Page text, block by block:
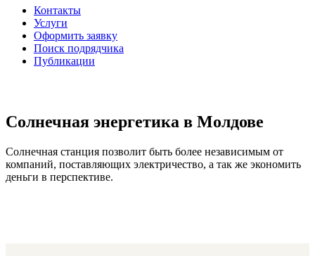
Контакты
Услуги
Оформить заявку
Поиск подрядчика
Публикации
Солнечная энергетика в Молдове
Солнечная станция позволит быть более независимым от
компаний, поставляющих электричество, а так же экономить
деньги в перспективе.